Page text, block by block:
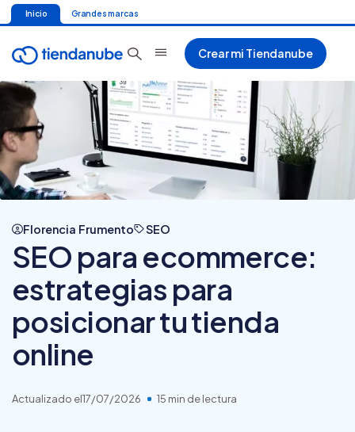
Inicio Grandes marcas
Crear mi Tiendanube
Florencia Frumento SEO
SEO para ecommerce:
estrategias para
posicionar tu tienda
online
Actualizado el17/07/2026 15 min de lectura